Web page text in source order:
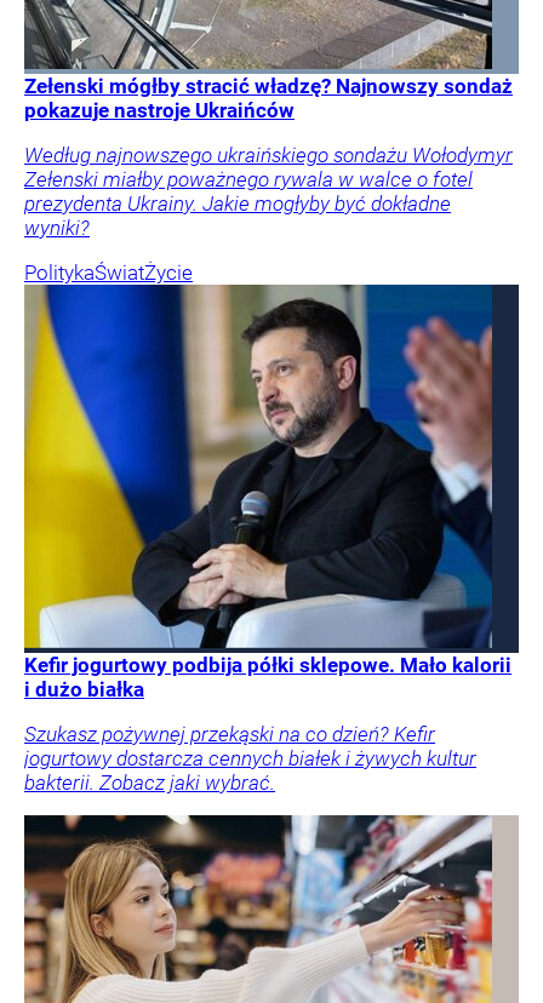
Zełenski mógłby stracić władzę? Najnowszy sondaż
pokazuje nastroje Ukraińców
Według najnowszego ukraińskiego sondażu Wołodymyr
Zełenski miałby poważnego rywala w walce o fotel
prezydenta Ukrainy. Jakie mogłyby być dokładne
wyniki?
PolitykaŚwiatŻycie
Kefir jogurtowy podbija półki sklepowe. Mało kalorii
i dużo białka
Szukasz pożywnej przekąski na co dzień? Kefir
jogurtowy dostarcza cennych białek i żywych kultur
bakterii. Zobacz jaki wybrać.